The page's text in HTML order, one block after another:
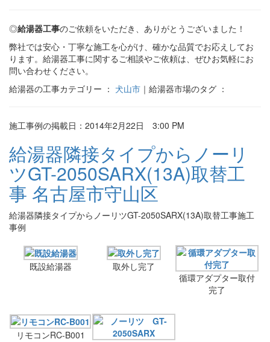
◎給湯器工事のご依頼をいただき、ありがとうございました！
弊社では安心・丁寧な施工を心がけ、確かな品質でお応えしてお
ります。給湯器工事に関するご相談やご依頼は、ぜひお気軽にお
問い合わせください。
給湯器の工事カテゴリー ： 犬山市 ｜給湯器市場のタグ ：
施工事例の掲載日：2014年2月22日 3:00 PM
給湯器隣接タイプからノーリ
ツGT-2050SARX(13A)取替工
事 名古屋市守山区
給湯器隣接タイプからノーリツGT-2050SARX(13A)取替工事施工
事例
既設給湯器
取外し完了
循環アダプター取付
完了
リモコンRC-B001